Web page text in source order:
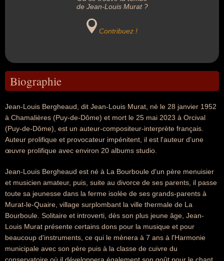
de Jean-Louis Murat ?
Contribuez !
Biographie
Jean-Louis Bergheaud, dit Jean-Louis Murat, né le 28 janvier 1952
à Chamalières (Puy-de-Dôme) et mort le 25 mai 2023 à Orcival
(Puy-de-Dôme), est un auteur-compositeur-interprète français.
Auteur prolifique et provocateur impénitent, il est l'auteur d'une
œuvre prolifique avec environ 20 albums studio.
Jean-Louis Bergheaud est né à La Bourboule d'un père menuisier
et musicien amateur, puis, suite au divorce de ses parents, il passe
toute sa jeunesse dans la ferme isolée de ses grands-parents à
Murat-le-Quaire, village surplombant la ville thermale de La
Bourboule. Solitaire et introverti, dès son plus jeune âge, Jean-
Louis Murat présente certains dons pour la musique et pour
beaucoup d'instruments, ce qui le mènera à 7 ans à l'Harmonie
municipale avec son père puis à la classe de cuivre du